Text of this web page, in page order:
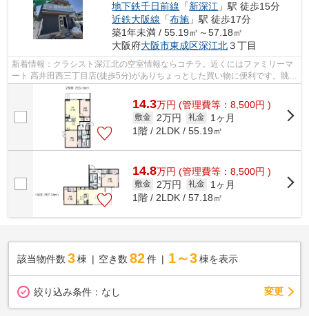
地下鉄千日前線 「新深江 」駅 徒歩15分
近鉄大阪線 「布施 」駅 徒歩17分
築1年未満 / 55.19㎡～57.18㎡
大阪府大阪市東成区深江北３丁目
新着情報：クラシスト深江北の空室情報ならコチラ。近くにはファミリーマ
ート 高井田西三丁目店(徒歩5分)がありちょっとした買い物に便利です。眺望
良好なエリアで魅力的です。こちら...
14.3万円 (管理費等：8,500円 )
敷金 2万円 礼金
1ヶ月
1階 / 2LDK / 55.19㎡
14.8万円 (管理費等：8,500円 )
敷金 2万円 礼金
1ヶ月
1階 / 2LDK / 57.18㎡
該当物件数 3棟 空き数 82 件 1～3 棟を表示
絞り込み条件： なし 変更